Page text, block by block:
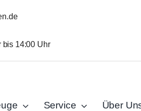
bis 14:00 Uhr
Service Über